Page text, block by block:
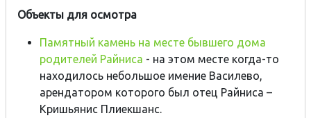
Объекты для осмотра
Памятный камень на месте бывшего дома
родителей Райниса - на этом месте когда-то
находилось небольшое имение Василево,
арендатором которого был отец Райниса –
Кришьянис Плиекшанс.